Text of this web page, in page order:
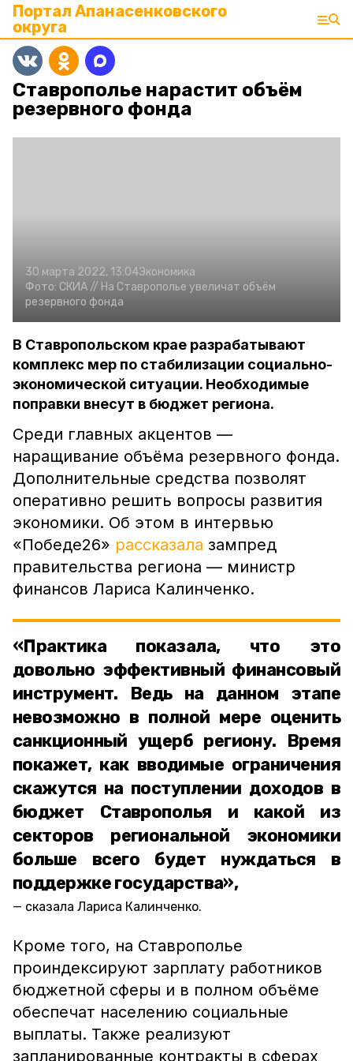
Портал Апанасенковского
округа
Ставрополье нарастит объём
резервного фонда
30 марта 2022, 13:04Экономика
Фото: СКИА // На Ставрополье увеличат объём
резервного фонда
В Ставропольском крае разрабатывают
комплекс мер по стабилизации социально-
экономической ситуации. Необходимые
поправки внесут в бюджет региона.
Среди главных акцентов ––
наращивание объёма резервного фонда.
Дополнительные средства позволят
оперативно решить вопросы развития
экономики. Об этом в интервью
«Победе26» рассказала зампред
правительства региона –– министр
финансов Лариса Калинченко.
«Практика показала, что это
довольно эффективный финансовый
инструмент. Ведь на данном этапе
невозможно в полной мере оценить
санкционный ущерб региону. Время
покажет, как вводимые ограничения
скажутся на поступлении доходов в
бюджет Ставрополья и какой из
секторов региональной экономики
больше всего будет нуждаться в
поддержке государства»,
сказала Лариса Калинченко.
Кроме того, на Ставрополье
проиндексируют зарплату работников
бюджетной сферы и в полном объёме
обеспечат населению социальные
выплаты. Также реализуют
запланированные контракты в сферах